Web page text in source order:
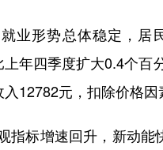
形势总体稳定，居
上年四季度扩大0.4个
12782元，扣除价格因
标增速回升，新动能